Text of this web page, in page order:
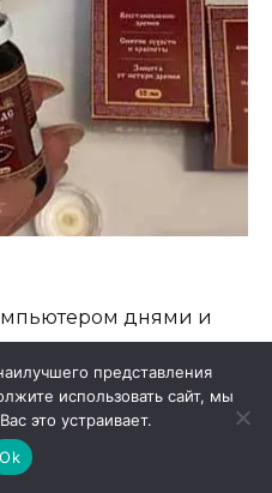
днями и
Капли
зрения, помогают
нагрузки и
занятия три
представления
использовать сайт, мы
это устраивает.
Ok